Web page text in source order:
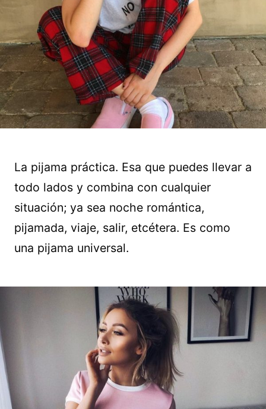
La pijama práctica. Esa que puedes llevar a
todo lados y combina con cualquier
situación; ya sea noche romántica,
pijamada, viaje, salir, etcétera. Es como
una pijama universal.